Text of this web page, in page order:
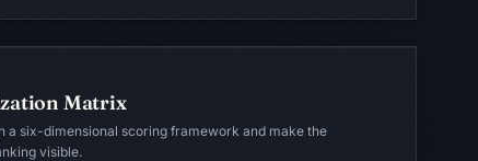
Matrix
a six-dimensional scoring framework and make the
visible.